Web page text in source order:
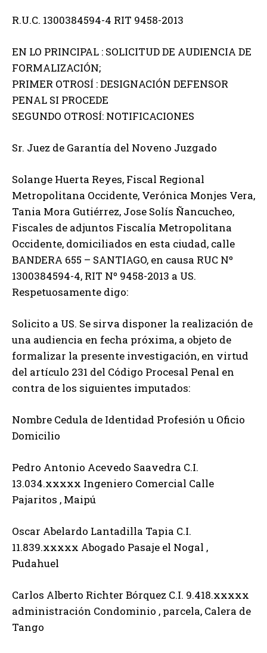
R.U.C. 1300384594-4 RIT 9458-2013
EN LO PRINCIPAL : SOLICITUD DE AUDIENCIA DE
FORMALIZACIÓN;
PRIMER OTROSÍ : DESIGNACIÓN DEFENSOR
PENAL SI PROCEDE
SEGUNDO OTROSÍ: NOTIFICACIONES
Sr. Juez de Garantía del Noveno Juzgado
Solange Huerta Reyes, Fiscal Regional
Metropolitana Occidente, Verónica Monjes Vera,
Tania Mora Gutiérrez, Jose Solís Ñancucheo,
Fiscales de adjuntos Fiscalía Metropolitana
Occidente, domiciliados en esta ciudad, calle
BANDERA 655 – SANTIAGO, en causa RUC Nº
1300384594-4, RIT Nº 9458-2013 a US.
Respetuosamente digo:
Solicito a US. Se sirva disponer la realización de
una audiencia en fecha próxima, a objeto de
formalizar la presente investigación, en virtud
del artículo 231 del Código Procesal Penal en
contra de los siguientes imputados:
Nombre Cedula de Identidad Profesión u Oficio
Domicilio
Pedro Antonio Acevedo Saavedra C.I.
13.034.xxxxx Ingeniero Comercial Calle
Pajaritos , Maipú
Oscar Abelardo Lantadilla Tapia C.I.
11.839.xxxxx Abogado Pasaje el Nogal ,
Pudahuel
Carlos Alberto Richter Bórquez C.I. 9.418.xxxxx
administración Condominio , parcela, Calera de
Tango